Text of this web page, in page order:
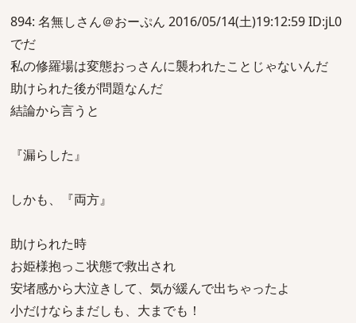
894: 名無しさん＠おーぷん 2016/05/14(土)19:12:59 ID:jL0
でだ
私の修羅場は変態おっさんに襲われたことじゃないんだ
助けられた後が問題なんだ
結論から言うと
『漏らした』
しかも、『両方』
助けられた時
お姫様抱っこ状態で救出され
安堵感から大泣きして、気が緩んで出ちゃったよ
小だけならまだしも、大までも！